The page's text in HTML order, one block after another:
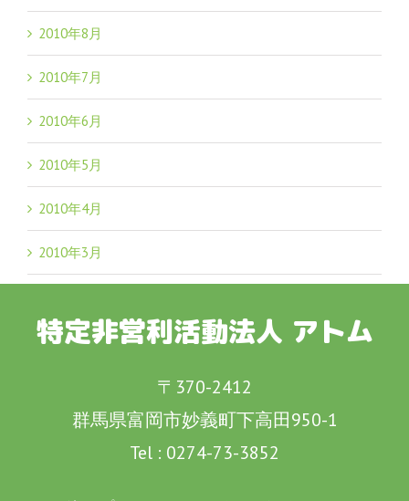
2010年8月
2010年7月
2010年6月
2010年5月
2010年4月
2010年3月
特定非営利活動法人 アトム
〒370-2412
群馬県富岡市妙義町下高田950-1
Tel : 0274-73-3852